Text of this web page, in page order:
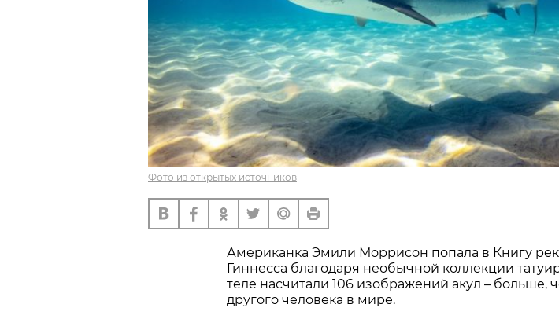
Фото из открытых источников
Американка Эмили Моррисон попала в Книгу
Гиннесса благодаря необычной коллекции
теле насчитали 106 изображений акул – больше,
другого человека в мире.